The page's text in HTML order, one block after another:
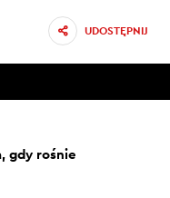
UDOSTĘPNIJ
gdy rośnie